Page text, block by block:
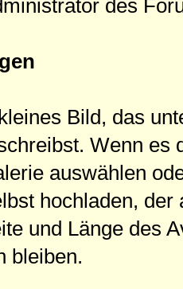
des
Bild, das
Wenn es
auswählen
hochladen,
und Länge des
bleiben.